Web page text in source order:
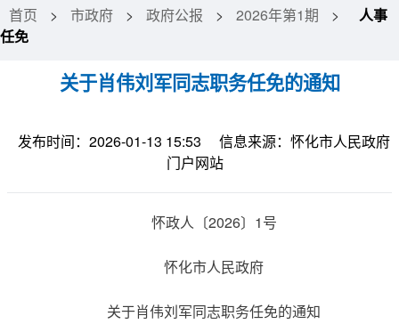
首页 > 市政府 > 政府公报 > 2026年第1期 >
人事
任免
关于肖伟刘军同志职务任免的通知
发布时间：2026-01-13 15:53
信息来源：怀化市人民政府
门户网站
怀政人〔2026〕1号
怀化市人民政府
关于肖伟刘军同志职务任免的通知